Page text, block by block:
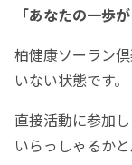
「あなたの一歩
柏健康ソーラン
いない状態です。
直接活動に参加
いらっしゃるかと